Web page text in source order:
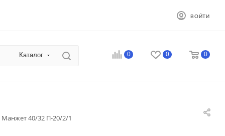
ВОЙТИ
Каталог 0 0 0
Манжет 40/32 П-20/2/1